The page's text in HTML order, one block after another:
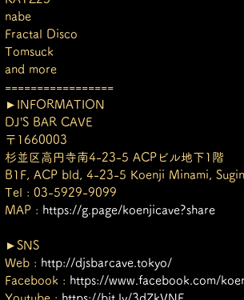
nabe
Fractal Disco
Tomsuck
and more
=================
►INFORMATION
DJ’S BAR CAVE
〒1660003
杉並区高円寺南4-23-5 ACPビル地下1階
B1F, ACP bld, 4-23-5 Koenji Minami,
Tel : 03-5929-9099
MAP : https://g.page/koenjicave?share
►SNS
Web : http://djsbarcave.tokyo/
Facebook : https://www.facebook.com/